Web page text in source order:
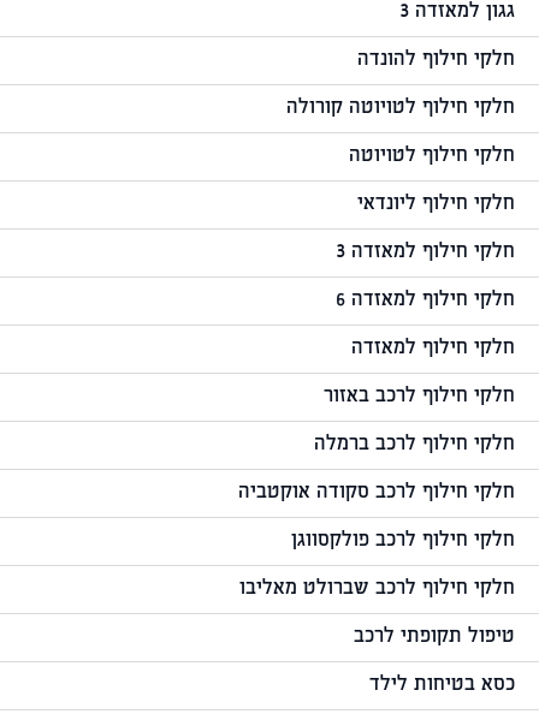
גגון למאזדה 3
חלקי חילוף להונדה
חלקי חילוף לטויוטה קורולה
חלקי חילוף לטויוטה
חלקי חילוף ליונדאי
חלקי חילוף למאזדה 3
חלקי חילוף למאזדה 6
חלקי חילוף למאזדה
חלקי חילוף לרכב באזור
חלקי חילוף לרכב ברמלה
חלקי חילוף לרכב סקודה אוקטביה
חלקי חילוף לרכב פולקסווגן
חלקי חילוף לרכב שברולט מאליבו
טיפול תקופתי לרכב
כסא בטיחות לילד